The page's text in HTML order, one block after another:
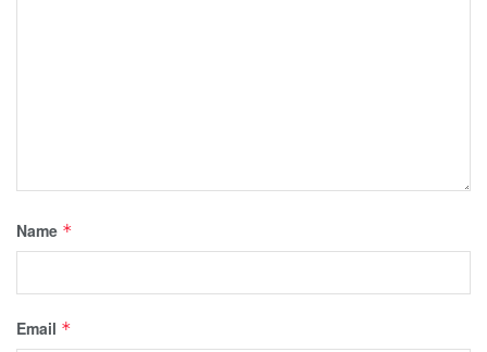
Name *
Email *